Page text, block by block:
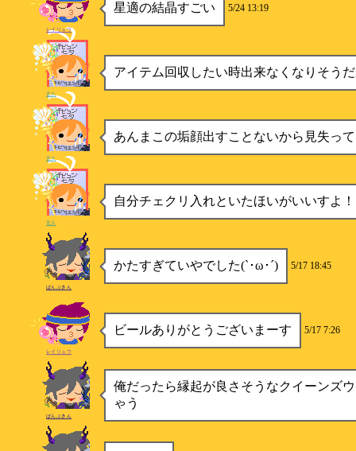
星適の結晶すごい 5/24 13:19
レイリュウ
アイテム回収したい時出来なくなりそう
玄人
あんまこの垢顔出すことないから見失って
玄人
自分チェクリ入れといたほいがいいすよ！
玄人
かたすぎていやでした(`･ω･´) 5/17 18:45
ぱんぷきん
ビールありがとうございまーす 5/17 7:26
レイリュウ
俺だったら縁起が良さそうなクイーンズ
ゃう
ぱんぷきん